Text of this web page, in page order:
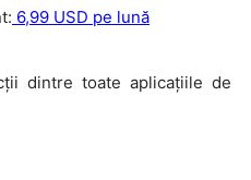
6,99 USD pe lună
dintre toate aplicațiile de